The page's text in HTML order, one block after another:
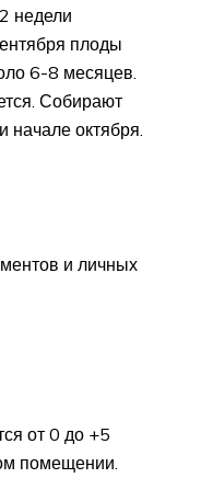
недели
плоды
6-8 месяцев.
Собирают
начале октября.
и личных
от 0 до +5
помещении.